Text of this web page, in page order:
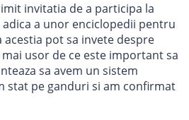
invitatia de a participa la
adica a unor enciclopedii pentru
pot sa invete despre
usor de ce este important sa
sa avem un sistem
stat pe ganduri si am confirmat